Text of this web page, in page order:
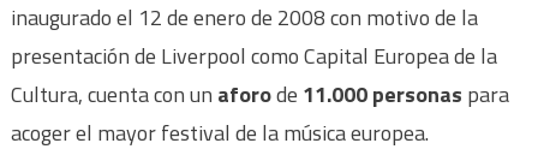
inaugurado el 12 de enero de 2008 con motivo de la
presentación de Liverpool como Capital Europea de la
Cultura, cuenta con un aforode 11.000 personas para
acoger el mayor festival de la música europea.